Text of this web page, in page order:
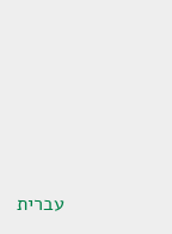
עברית